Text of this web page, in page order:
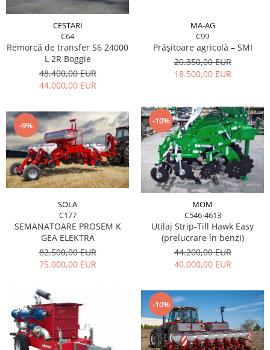
Maşini erbicidat
Mașini pentru săpat
Mașini Împrăștiat Amendamente
Mașini Împrăștiat Sare
Pluguri Rotative
Prășitori
Remorci Agricole
Remorci Tehnologice
Remorci Transfer Cereale
Remorci Transport
Remorci Transport Baloţi
Remorci Împrăștiat Gunoi
Scarificatoare
Semănători
Semănători Prășitoare
Semănători Păioase
Tocătoare agricole
Tăvăluguri
CESTARI
C64
Remorcă de transfer S6 24000
L 2R Boggie
48.400,00 EUR
44.000,00 EUR
MA-AG
C99
Prășitoare agricolă – SMI
20.350,00 EUR
18.500,00 EUR
-9%
SOLA
C177
SEMANATOARE PROSEM K
GEA ELEKTRA
82.500,00 EUR
75.000,00 EUR
-10%
MOM
C546-4613
Utilaj Strip-Till Hawk Easy
(prelucrare în benzi)
44.200,00 EUR
40.000,00 EUR
-10%